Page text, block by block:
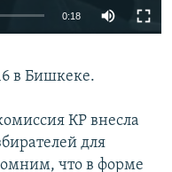
0:18
в Бишкеке.
КР внесла
для
что в форме